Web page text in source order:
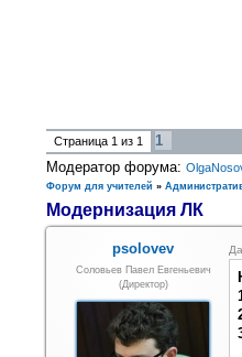
Страница 1 из 1
1
Модератор форума:
Форум для учителей »
Модернизация ЛК
psolovev
Соловьев Павел Евгеньевич
(Директор)